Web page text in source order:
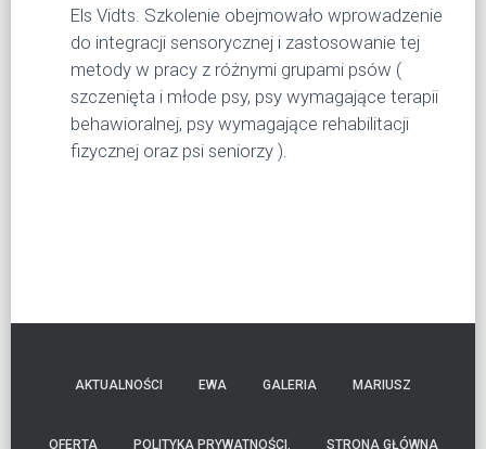
Els Vidts. Szkolenie obejmowało wprowadzenie
do integracji sensorycznej i zastosowanie tej
metody w pracy z różnymi grupami psów (
szczenięta i młode psy, psy wymagające terapii
behawioralnej, psy wymagające rehabilitacji
fizycznej oraz psi seniorzy ).
AKTUALNOŚCI EWA GALERIA MARIUSZ
OFERTA POLITYKA PRYWATNOŚCI. STRONA GŁÓWNA